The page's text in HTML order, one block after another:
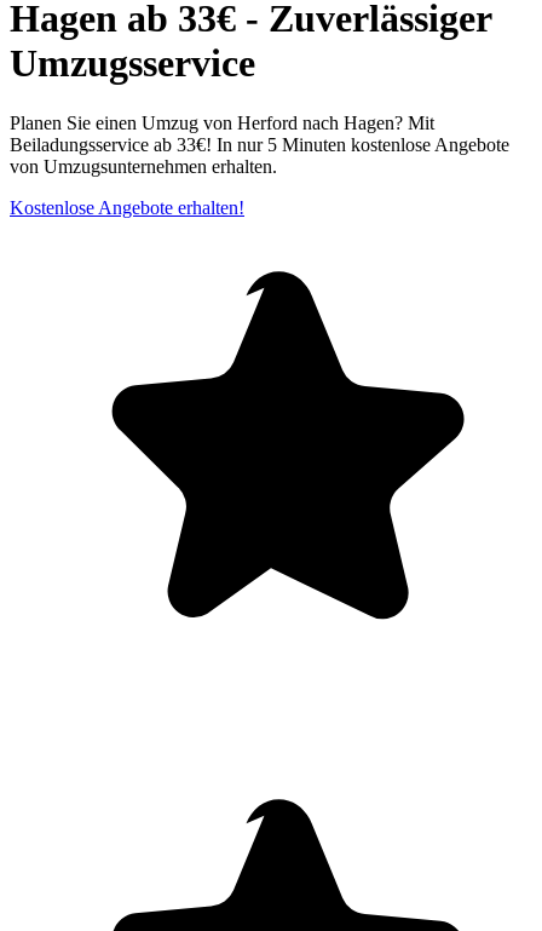
Hagen ab 33€ - Zuverlässiger
Umzugsservice
Planen Sie einen Umzug von Herford nach Hagen? Mit
Beiladungsservice ab 33€! In nur 5 Minuten kostenlose Angebote
von Umzugsunternehmen erhalten.
Kostenlose Angebote erhalten!